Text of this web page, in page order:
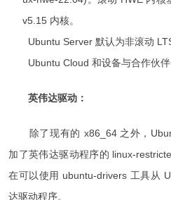
v5.15 内核。
Ubuntu Server 默认为非滚动
Ubuntu Cloud 和设备与合作伙
英伟达驱动：
除了现有的 x86_64 之外，
加了英伟达驱动程序的 linux-
在可以使用 ubuntu-drivers 工具从
达驱动程序。